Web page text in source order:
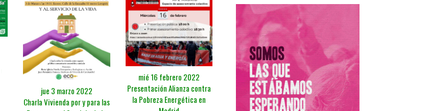
jue 3 marzo 2022
Charla Vivienda por y para las
mié 16 febrero 2022
Presentación Alianza contra
la Pobreza Energética en